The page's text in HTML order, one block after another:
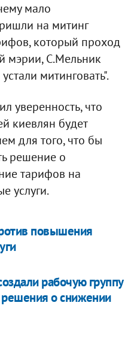
мало
на митинг
который проход
мэрии, С.Мельник
митинговать".
уверенность, что
киевлян будет
для того, что бы
решение о
тарифов на
услуги.
повышения
рабочую группу
решения о снижении